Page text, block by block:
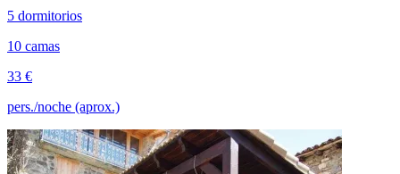
5 dormitorios
10 camas
33 €
pers./noche (aprox.)